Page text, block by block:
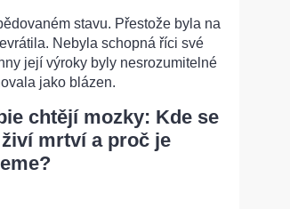
stavu. Přestože byla na
Nebyla schopná říci své
její výroky byly nesrozumitelné
jako blázen.
chtějí mozky: Kde se
mrtví a proč je